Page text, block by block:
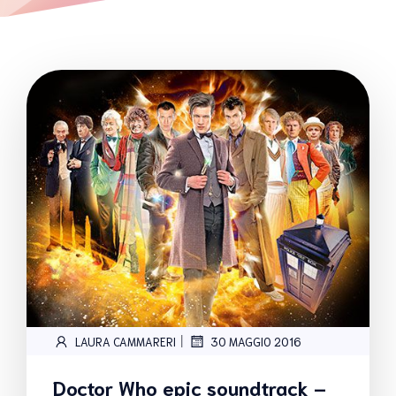
LAURA CAMMARERI | 30 MAGGIO 2016
Doctor Who epic soundtrack –